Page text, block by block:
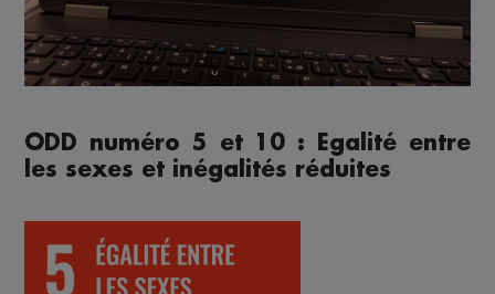
ODD numéro 5 et 10 : Egalité entre
les sexes et inégalités réduites